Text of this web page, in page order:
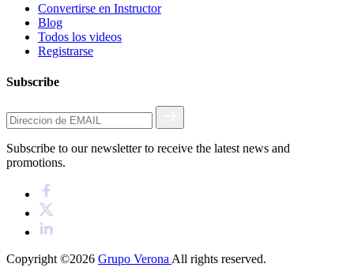
Convertirse en Instructor
Blog
Todos los videos
Registrarse
Subscribe
Subscribe to our newsletter to receive the latest news and
promotions.
Copyright ©2026 Grupo Verona All rights reserved.